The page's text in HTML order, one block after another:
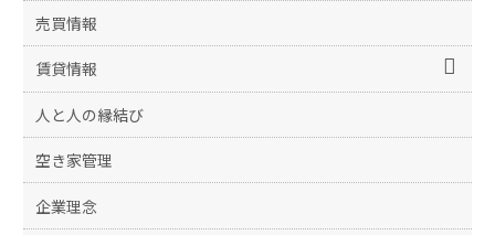
売買情報
賃貸情報
人と人の縁結び
空き家管理
企業理念